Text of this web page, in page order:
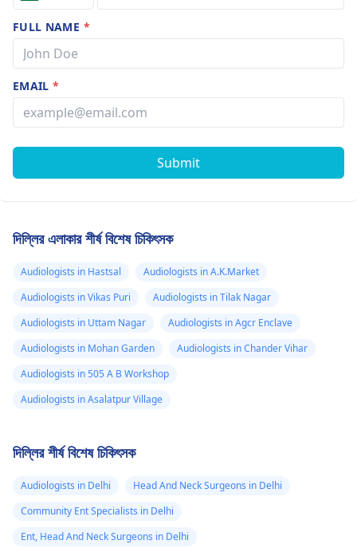
FULL NAME *
EMAIL*
Submit
দিল্লির এলাকার শীর্ষ বিশেষ চিকিৎসক
Audiologists in Hastsal
Audiologists in A.K.Market
Audiologists in Vikas Puri
Audiologists in Tilak Nagar
Audiologists in Uttam Nagar
Audiologists in Agcr Enclave
Audiologists in Mohan Garden
Audiologists in Chander Vihar
Audiologists in 505 A B Workshop
Audiologists in Asalatpur Village
দিল্লির শীর্ষ বিশেষ চিকিৎসক
Audiologists in Delhi
Head And Neck Surgeons in Delhi
Community Ent Specialists in Delhi
Ent, Head And Neck Surgeons in Delhi